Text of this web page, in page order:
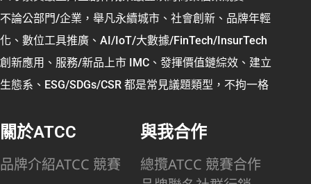
不論公部門/企業，舉凡永續城市、社會創新、品牌年輕
化、數位工具推廣、AI/IoT/大數據/FinTech/InsurTech
創新應用、服務/新品上市 IMC、發揮價值鏈綜效、建立
生態系、ESG/SDGs/CSR 都是常見議題類型，不拘一格
關於ATCC
品牌介紹ATCC 競賽
與我合作
總攬ATCC 競賽合作